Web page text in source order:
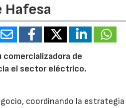
Hafesa
comercializadora de
el sector eléctrico.
coordinando la estrategia